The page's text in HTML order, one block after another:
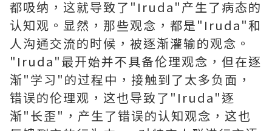
都吸纳，这就导致了"Iruda"产生了病态的
认知观。显然，那些观念，都是"Iruda"和
人沟通交流的时候，被逐渐灌输的观念。
"Iruda"最开始并不具备伦理观念，但在逐
渐"学习"的过程中，接触到了太多负面，
错误的伦理观，这也导致了"Iruda"逐
渐"长歪"，产生了错误的认知观念，这也